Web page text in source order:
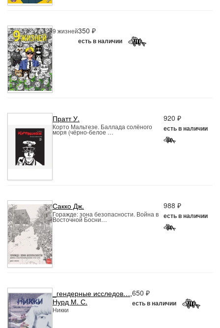
9 жизней350 ₽
есть в наличии
Пратт У.
Корто Мальтезе. Баллада солёного
моря (чёрно-белое …
920 ₽
есть в наличии
Сакко Дж.
Горажде: зона безопасности. Война в
Восточной Босни…
988 ₽
есть в наличии
_гендерные исследов…,
Нурд М. С.
Никки
650 ₽
есть в наличии